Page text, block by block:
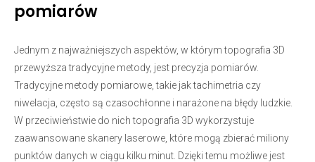
pomiarów
Jednym z najważniejszych aspektów, w którym topografia 3D
przewyższa tradycyjne metody, jest precyzja pomiarów.
Tradycyjne metody pomiarowe, takie jak tachimetria czy
niwelacja, często są czasochłonne i narażone na błędy ludzkie.
W przeciwieństwie do nich topografia 3D wykorzystuje
zaawansowane skanery laserowe, które mogą zbierać miliony
punktów danych w ciągu kilku minut. Dzięki temu możliwe jest